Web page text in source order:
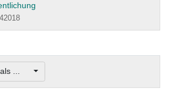
als ...